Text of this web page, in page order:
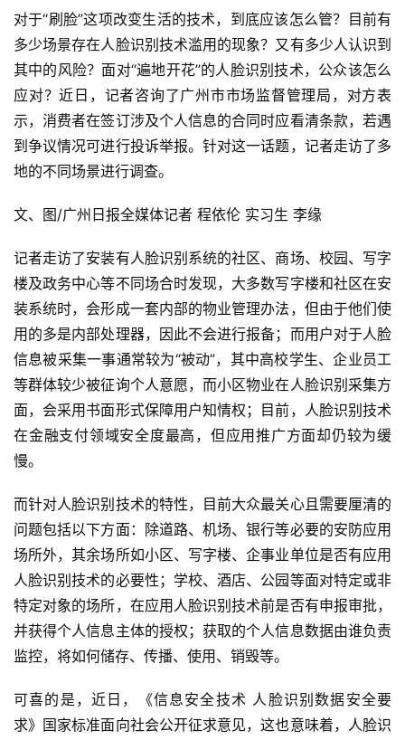
对于“刷脸”这项改变生活的技术，到底应该怎么管？目前有
多少场景存在人脸识别技术滥用的现象？又有多少人认识到
其中的风险？面对“遍地开花”的人脸识别技术，公众该怎么
应对？近日，记者咨询了广州市市场监督管理局，对方表
示，消费者在签订涉及个人信息的合同时应看清条款，若遇
到争议情况可进行投诉举报。针对这一话题，记者走访了多
地的不同场景进行调查。
文、图/广州日报全媒体记者 程依伦 实习生 李缘
记者走访了安装有人脸识别系统的社区、商场、校园、写字
楼及政务中心等不同场合时发现，大多数写字楼和社区在安
装系统时，会形成一套内部的物业管理办法，但由于他们使
用的多是内部处理器，因此不会进行报备；而用户对于人脸
信息被采集一事通常较为“被动”，其中高校学生、企业员工
等群体较少被征询个人意愿，而小区物业在人脸识别采集方
面，会采用书面形式保障用户知情权；目前，人脸识别技术
在金融支付领域安全度最高，但应用推广方面却仍较为缓
慢。
而针对人脸识别技术的特性，目前大众最关心且需要厘清的
问题包括以下方面：除道路、机场、银行等必要的安防应用
场所外，其余场所如小区、写字楼、企事业单位是否有应用
人脸识别技术的必要性；学校、酒店、公园等面对特定或非
特定对象的场所，在应用人脸识别技术前是否有申报审批，
并获得个人信息主体的授权；获取的个人信息数据由谁负责
监控，将如何储存、传播、使用、销毁等。
可喜的是，近日，《信息安全技术 人脸识别数据安全要
求》国家标准面向社会公开征求意见，这也意味着，人脸识